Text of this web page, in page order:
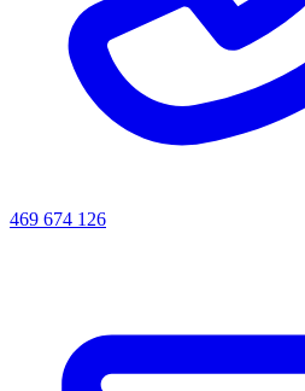
469 674 126